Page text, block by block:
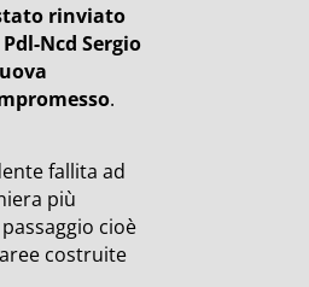
rinviato
Ncd Sergio
.
fallita ad
più
cioè
costruite